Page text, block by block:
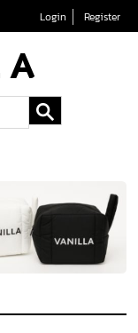
Login Register